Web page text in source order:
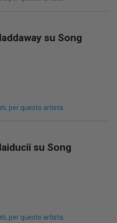
su Song
per questo artista.
su Song
per questo artista.